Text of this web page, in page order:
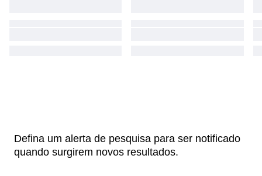
Defina um alerta de pesquisa para ser notificado
quando surgirem novos resultados.